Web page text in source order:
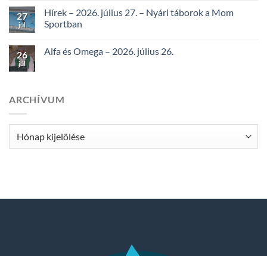
27
júl
Hírek – 2026. július 27. – Nyári táborok a Mom
Sportban
26
júl
Alfa és Omega – 2026. július 26.
ARCHÍVUM